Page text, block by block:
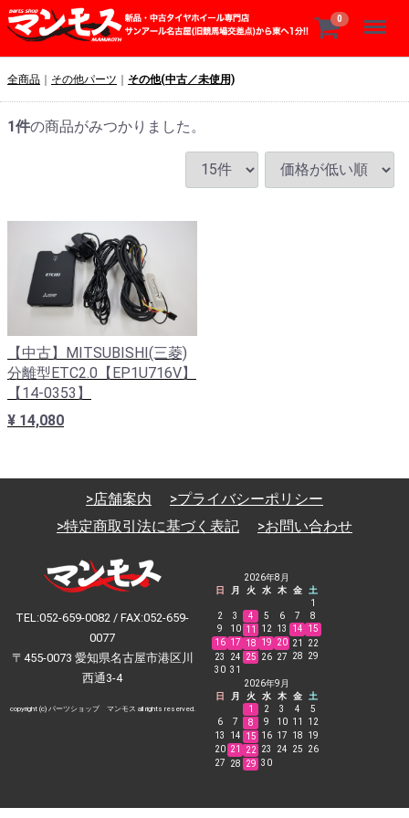
0 Menu
全商品 その他パーツ その他(中古／未使用)
1件の商品がみつかりました。
【中古】MITSUBISHI(三菱)
分離型ETC2.0【EP1U716V】
【14-0353】
¥ 14,080
>店舗案内
>プライバシーポリシー
>特定商取引法に基づく表記
>お問い合わせ
TEL:052-659-0082 / FAX:052-659-
0077
〒455-0073 愛知県名古屋市港区川
西通3-4
copyright (c) パーツショップ マンモス all rights reserved.
2026年8月
日
月 火 水 木 金
土
1
2
3 4 5 6 7
8
9
10 11 12 13 14
15
16 17 18 19 20 21
22
23
24 25 26 27 28
29
30 31
2026年9月
日
月 火 水 木 金
土
1
2 3 4
5
6
7 8 9 10 11
12
13
14 15 16 17 18
19
20 21 22 23 24 25
26
27
28 29 30